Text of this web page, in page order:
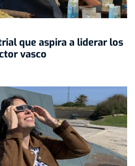
que aspira a liderar los
vasco